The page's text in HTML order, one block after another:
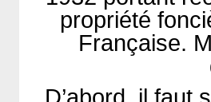
propriété
Française.